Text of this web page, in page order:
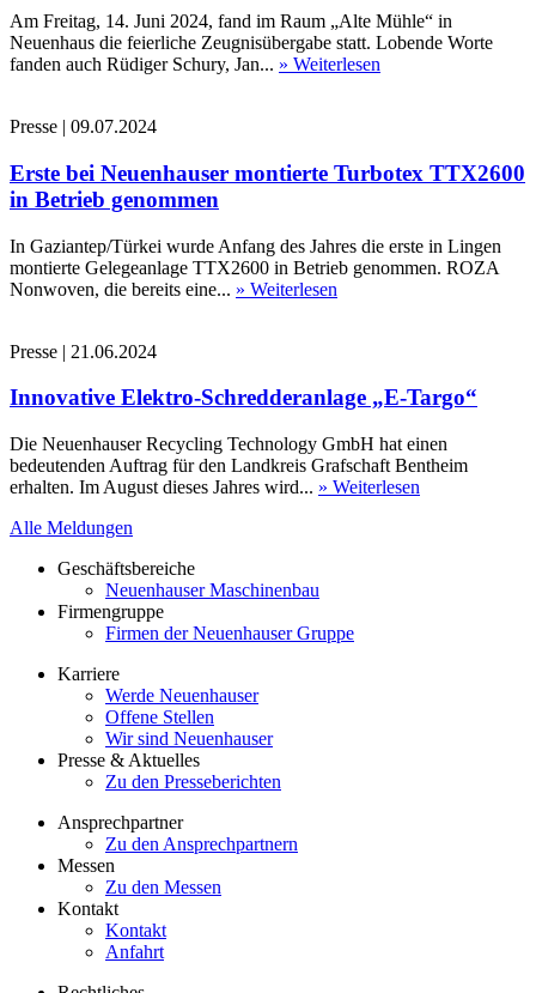
Am Freitag, 14. Juni 2024, fand im Raum „Alte Mühle“ in
Neuenhaus die feierliche Zeugnisübergabe statt. Lobende Worte
fanden auch Rüdiger Schury, Jan... » Weiterlesen
Presse | 09.07.2024
Erste bei Neuenhauser montierte Turbotex TTX2600
in Betrieb genommen
In Gaziantep/Türkei wurde Anfang des Jahres die erste in Lingen
montierte Gelegeanlage TTX2600 in Betrieb genommen. ROZA
Nonwoven, die bereits eine... » Weiterlesen
Presse | 21.06.2024
Innovative Elektro-Schredderanlage „E-Targo“
Die Neuenhauser Recycling Technology GmbH hat einen
bedeutenden Auftrag für den Landkreis Grafschaft Bentheim
erhalten. Im August dieses Jahres wird... » Weiterlesen
Alle Meldungen
Geschäftsbereiche
Neuenhauser Maschinenbau
Firmengruppe
Firmen der Neuenhauser Gruppe
Karriere
Werde Neuenhauser
Offene Stellen
Wir sind Neuenhauser
Presse & Aktuelles
Zu den Presseberichten
Ansprechpartner
Zu den Ansprechpartnern
Messen
Zu den Messen
Kontakt
Kontakt
Anfahrt